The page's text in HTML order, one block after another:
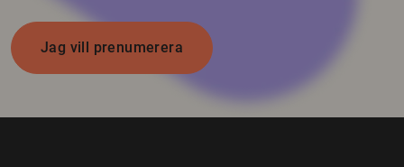
Jag vill prenumerera